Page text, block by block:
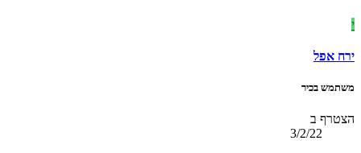
י
ירח אפל
משתמש בכיר
הצטרף ב
3/2/22